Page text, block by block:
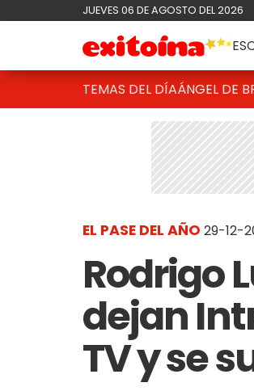
JUEVES 06 DE AGOSTO DEL 2026
TEMAS DEL DÍAÁNGEL DE
EL PASE DEL AÑO 29-12-
Rodrigo
dejan
TV y se